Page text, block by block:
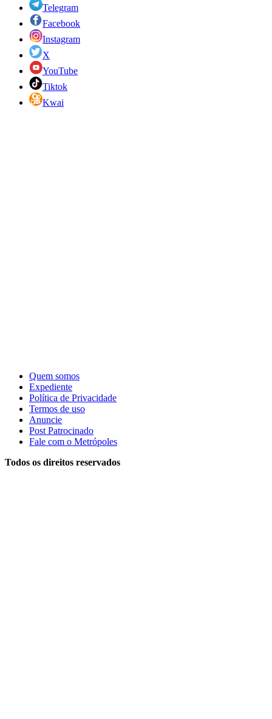
Telegram
Facebook
Instagram
X
YouTube
Tiktok
Kwai
Quem somos
Expediente
Política de Privacidade
Termos de uso
Anuncie
Post Patrocinado
Fale com o Metrópoles
Todos os direitos reservados